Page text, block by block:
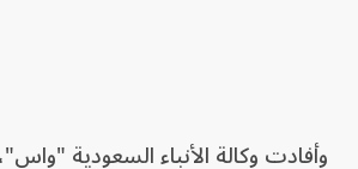
وأفادت وكالة الأنباء السعودية